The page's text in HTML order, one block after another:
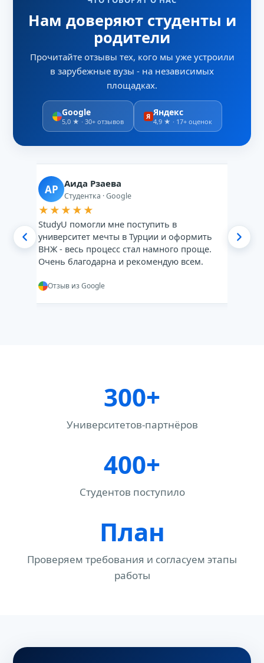
Нам доверяют студенты и
родители
Прочитайте отзывы тех, кого мы уже устроили
в зарубежные вузы - на независимых
площадках.
Google
5,0 ★ · 30+ отзывов
Я Яндекс
4,9 ★ · 17+ оценок
АР Аида Рзаева
Студентка · Google
★★★★★
StudyU помогли мне поступить в
университет мечты в Турции и оформить
ВНЖ - весь процесс стал намного проще.
Очень благодарна и рекомендую всем.
Отзыв из Google
300+
Университетов-партнёров
400+
Студентов поступило
План
Проверяем требования и согласуем этапы
работы